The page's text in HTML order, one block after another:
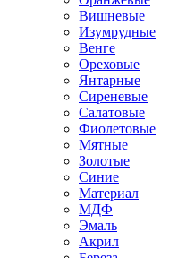
Вишневые
Изумрудные
Венге
Ореховые
Янтарные
Сиреневые
Салатовые
Фиолетовые
Мятные
Золотые
Синие
Материал
МДФ
Эмаль
Акрил